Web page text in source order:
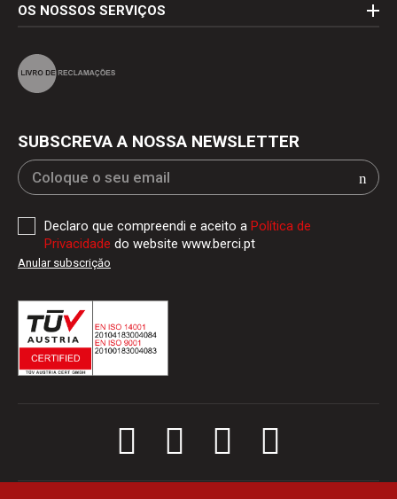
OS NOSSOS SERVIÇOS
SUBSCREVA A NOSSA NEWSLETTER
Declaro que compreendi e aceito a Política de
Privacidade do website www.berci.pt
Anular subscriçăo